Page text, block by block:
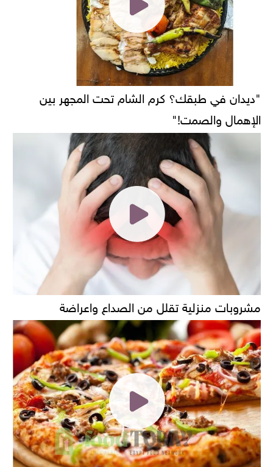
"ديدان في طبقك؟ كرم الشام تحت المجهر بين
الإهمال والصمت!"
مشروبات منزلية تقلل من الصداع واعراضة